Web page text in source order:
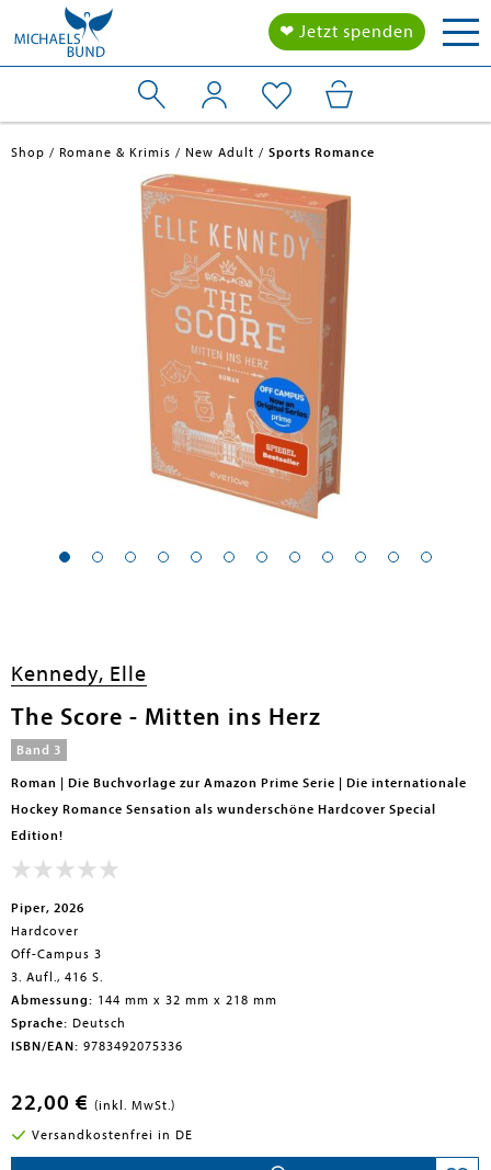
❤ Jetzt spenden
Shop Romane & Krimis New Adult Sports Romance
Kennedy, Elle
The Score - Mitten ins Herz
Band 3
Roman | Die Buchvorlage zur Amazon Prime Serie | Die internationale
Hockey Romance Sensation als wunderschöne Hardcover Special
Edition!
Piper, 2026
Hardcover
Off-Campus 3
3. Aufl., 416 S.
Abmessung: 144 mm x 32 mm x 218 mm
Sprache: Deutsch
ISBN/EAN: 9783492075336
22,00 € (inkl. MwSt.)
Versandkostenfrei in DE